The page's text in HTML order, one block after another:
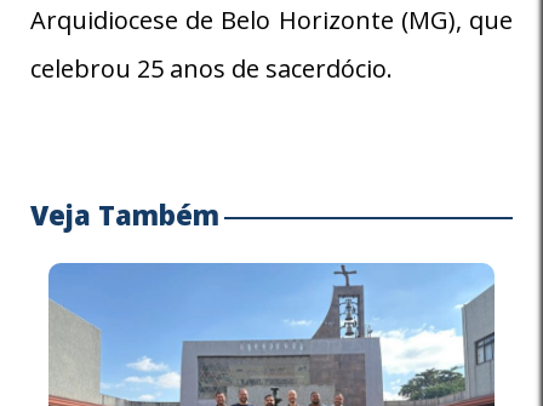
Arquidiocese de Belo Horizonte (MG), que
celebrou 25 anos de sacerdócio.
Veja Também